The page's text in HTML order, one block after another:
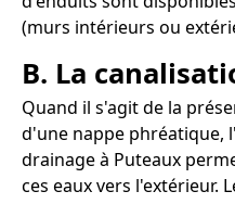
(murs intérieurs ou
B. La
Quand il s'agit de la
d'une nappe phréatique,
drainage à Puteaux
ces eaux vers l'extérieur.